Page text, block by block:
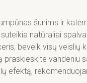
šunims ir
natūraliai
beveik visų veislių
praskieskite vandeniu
efektą,